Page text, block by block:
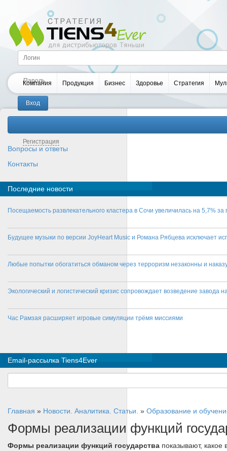
Регистрация
Компания Продукция Бизнес Здоровье Стратегия
Вопросы и ответы
Контакты
Последние новости
Посещаемость развлекательного кластера в Сочи увеличилась на 5,7% за
Будущее музыки по версии JoyHeart Music и Романа Рябцева исключает
Любые попытки обогатиться обманом через терроризм незаконны и
Экологический и логистический кризис сопровождает возведение завода
Час Рамзая расширяет игровые симуляции трёмя миссиями
Email-рассылка Tiens4Ever
Главная » Новости. Аналитика. Статьи. » Образование и
Формы реализации функций
Формы реализации функций государства показывают,